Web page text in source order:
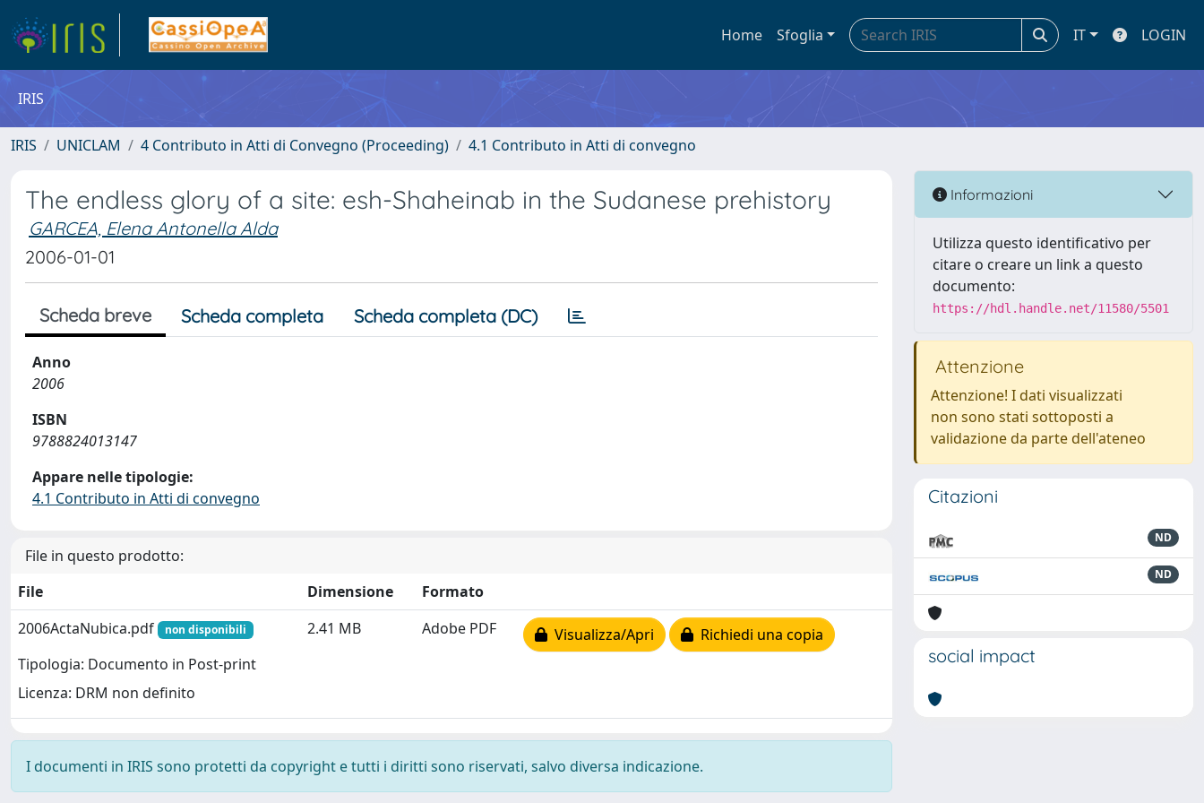
Home Sfoglia IT LOGIN
IRIS
IRIS UNICLAM 4 Contributo in Atti di Convegno (Proceeding) 4.1 Contributo in Atti di convegno
The endless glory of a site: esh-Shaheinab in the Sudanese prehistory
GARCEA, Elena Antonella Alda
2006-01-01
Scheda breve Scheda completa Scheda completa (DC)
Anno
2006
ISBN
9788824013147
Appare nelle tipologie:
4.1 Contributo in Atti di convegno
File in questo prodotto:
File
Dimensione
Formato
2006ActaNubica.pdf
non disponibili
Tipologia: Documento in Post-print
Licenza: DRM non definito
2.41 MB Adobe PDF Visualizza/Apri Richiedi una copia
I documenti in IRIS sono protetti da copyright e tutti i diritti sono riservati, salvo diversa indicazione.
Informazioni
Utilizza questo identificativo per
citare o creare un link a questo
documento:
https://hdl.handle.net/11580/5501
Attenzione
Attenzione! I dati visualizzati
non sono stati sottoposti a
validazione da parte dell'ateneo
Citazioni
ND
ND
social impact